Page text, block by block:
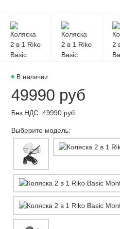
В наличии
49990 руб
Без НДС: 49990 руб
Выберите модель: